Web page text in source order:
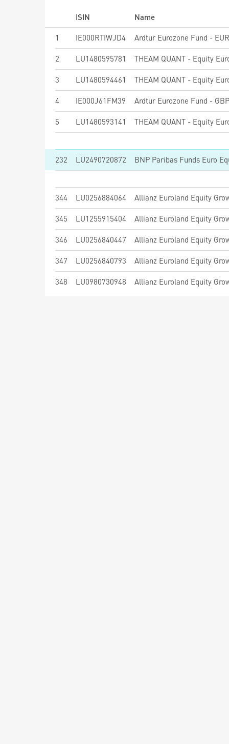
ISIN
Name
1
IE000RTIWJD4 Ardtur Eurozone Fund -
2 LU1480595781
3 LU1480594461
4 IE000J61FM39 Ardtur Eurozone Fund -
5 LU1480593141
232 LU2490720872
344 LU0256884064 Allianz Euroland Equity
345 LU1255915404 Allianz Euroland Equity
346 LU0256840447 Allianz Euroland Equity
347 LU0256840793 Allianz Euroland Equity
348 LU0980730948 Allianz Euroland Equity